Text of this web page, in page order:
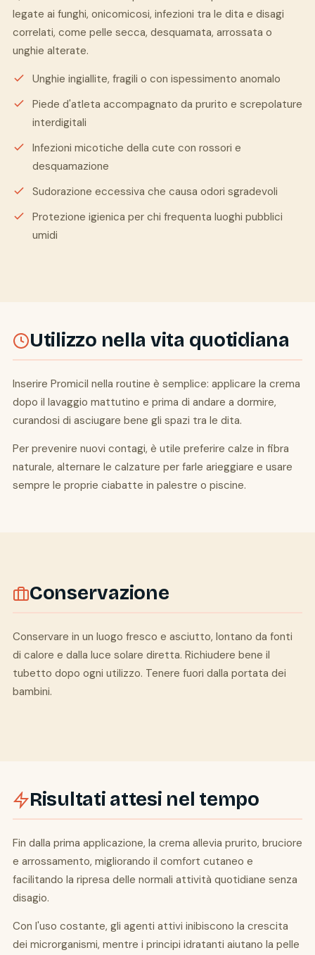
legate ai funghi, onicomicosi, infezioni tra le dita e disagi
correlati, come pelle secca, desquamata, arrossata o
unghie alterate.
Unghie ingiallite, fragili o con ispessimento anomalo
Piede d'atleta accompagnato da prurito e screpolature
interdigitali
Infezioni micotiche della cute con rossori e
desquamazione
Sudorazione eccessiva che causa odori sgradevoli
Protezione igienica per chi frequenta luoghi pubblici
umidi
Utilizzo nella vita quotidiana
Inserire Promicil nella routine è semplice: applicare la crema
dopo il lavaggio mattutino e prima di andare a dormire,
curandosi di asciugare bene gli spazi tra le dita.
Per prevenire nuovi contagi, è utile preferire calze in fibra
naturale, alternare le calzature per farle arieggiare e usare
sempre le proprie ciabatte in palestre o piscine.
Conservazione
Conservare in un luogo fresco e asciutto, lontano da fonti
di calore e dalla luce solare diretta. Richiudere bene il
tubetto dopo ogni utilizzo. Tenere fuori dalla portata dei
bambini.
Risultati attesi nel tempo
Fin dalla prima applicazione, la crema allevia prurito, bruciore
e arrossamento, migliorando il comfort cutaneo e
facilitando la ripresa delle normali attività quotidiane senza
disagio.
Con l'uso costante, gli agenti attivi inibiscono la crescita
dei microrganismi, mentre i principi idratanti aiutano la pelle